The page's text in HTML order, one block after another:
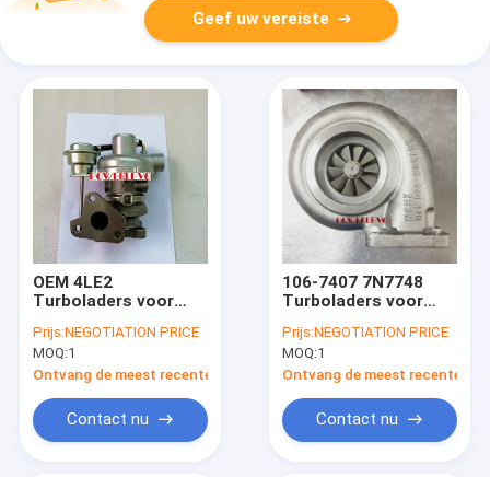
Geef uw vereiste
OEM 4LE2
Turboladers voor
Prijs:NEGOTIATION PRICE
MOQ:1
Ontvang de meest recente Prijs
Contact nu
106-7407 7N7748
Turboladers voor
D7G
Prijs:NEGOTIATION PRICE
MOQ:1
Ontvang de meest recente
Contact nu